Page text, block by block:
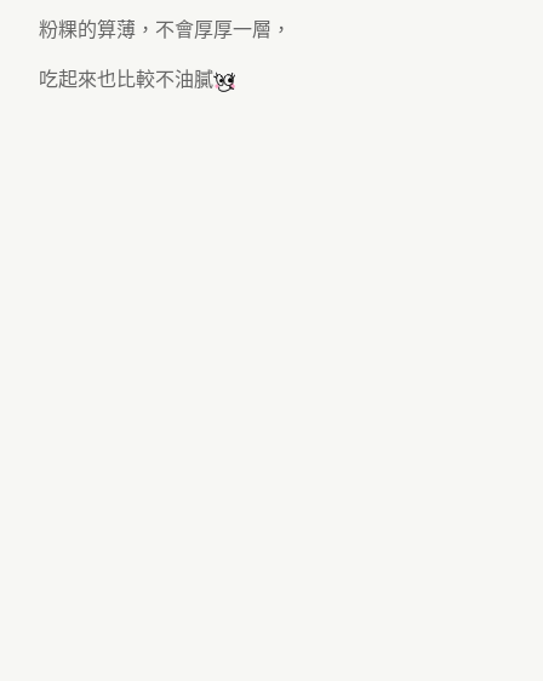
粉粿的算薄，不會厚厚一層，
吃起來也比較不油膩